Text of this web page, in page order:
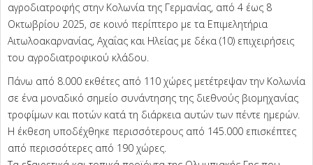
αγροδιατροφής στην Κολωνία της Γερμανίας, από 4 έως 8
Οκτωβρίου 2025, σε κοινό περίπτερο με τα Επιμελητήρια
Αιτωλοακαρνανίας, Αχαΐας και Ηλείας με δέκα (10) επιχειρήσεις
του αγροδιατροφικού κλάδου.
Πάνω από 8.000 εκθέτες από 110 χώρες μετέτρεψαν την Κολωνία
σε ένα μοναδικό σημείο συνάντησης της διεθνούς βιομηχανίας
τροφίμων και ποτών κατά τη διάρκεια αυτών των πέντε ημερών.
Η έκθεση υποδέχθηκε περισσότερους από 145.000 επισκέπτες
από περισσότερες από 190 χώρες.